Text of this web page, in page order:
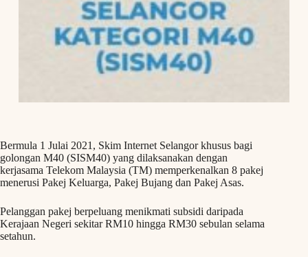
Bermula 1 Julai 2021, Skim Internet Selangor khusus bagi
golongan M40 (SISM40) yang dilaksanakan dengan
kerjasama Telekom Malaysia (TM) memperkenalkan 8 pakej
menerusi Pakej Keluarga, Pakej Bujang dan Pakej Asas.
Pelanggan pakej berpeluang menikmati subsidi daripada
Kerajaan Negeri sekitar RM10 hingga RM30 sebulan selama
setahun.